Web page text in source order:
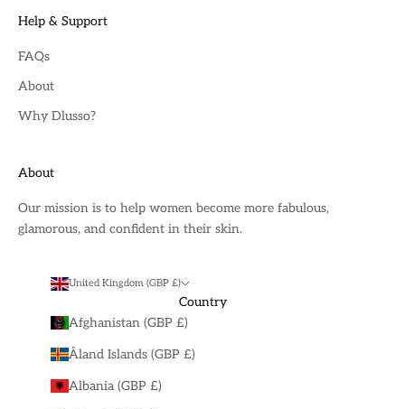
Help & Support
FAQs
About
Why Dlusso?
About
Our mission is to help women become more fabulous,
glamorous, and confident in their skin.
United Kingdom (GBP £)
Country
Afghanistan (GBP £)
Åland Islands (GBP £)
Albania (GBP £)